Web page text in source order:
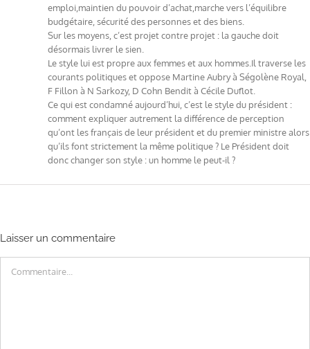
emploi,maintien du pouvoir d’achat,marche vers l’équilibre
budgétaire, sécurité des personnes et des biens.
Sur les moyens, c’est projet contre projet : la gauche doit
désormais livrer le sien.
Le style lui est propre aux femmes et aux hommes.Il traverse les
courants politiques et oppose Martine Aubry à Ségolène Royal,
F Fillon à N Sarkozy, D Cohn Bendit à Cécile Duflot.
Ce qui est condamné aujourd’hui, c’est le style du président :
comment expliquer autrement la différence de perception
qu’ont les français de leur président et du premier ministre alors
qu’ils font strictement la même politique ? Le Président doit
donc changer son style : un homme le peut-il ?
Laisser un commentaire